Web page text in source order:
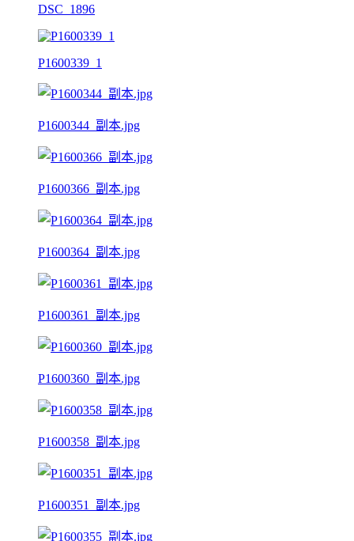
DSC_1896
P1600339_1
P1600344_副本.jpg
P1600366_副本.jpg
P1600364_副本.jpg
P1600361_副本.jpg
P1600360_副本.jpg
P1600358_副本.jpg
P1600351_副本.jpg